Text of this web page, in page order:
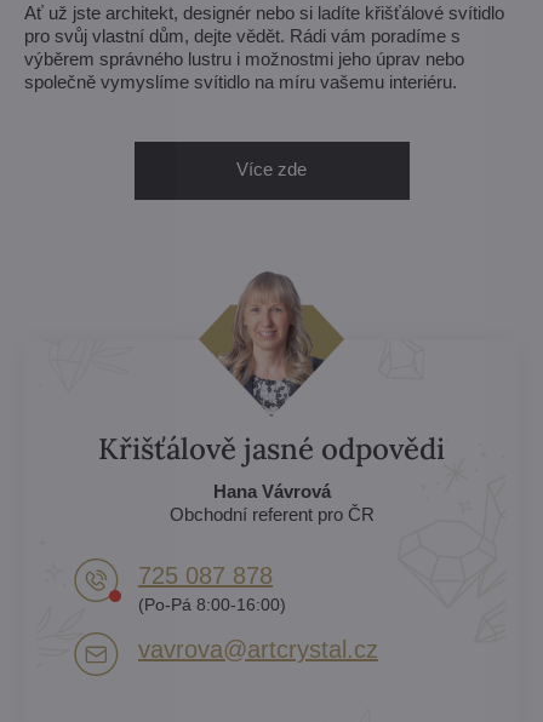
Ať už jste architekt, designér nebo si ladíte křišťálové svítidlo
pro svůj vlastní dům, dejte vědět. Rádi vám poradíme s
výběrem správného lustru i možnostmi jeho úprav nebo
společně vymyslíme svítidlo na míru vašemu interiéru.
Více zde
Křišťálově jasné odpovědi
Hana Vávrová
Obchodní referent pro ČR
725 087 878​
(Po-Pá 8:00-16:00)
vavrova​@artcrystal​.cz